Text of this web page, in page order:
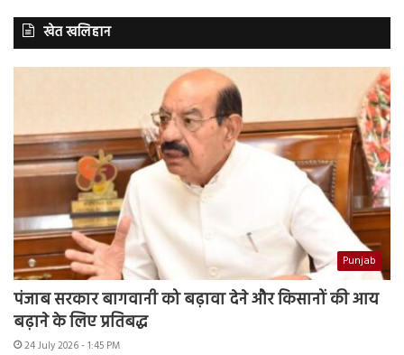
खेत खलिहान
Punjab
पंजाब सरकार बागवानी को बढ़ावा देने और किसानों की आय
बढ़ाने के लिए प्रतिबद्ध
24 July 2026 - 1:45 PM